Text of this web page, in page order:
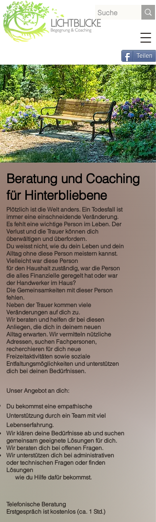
Teilen
Beratung und Coaching
für Hinterbliebene
Plötzlich ist die Welt anders. Ein Todesfall ist
immer eine einschneidende Veränderung.
Es fehlt eine wichtige Person im Leben. Der
Verlust und die Trauer können dich
überwältigen und überfordern.
Du weisst nicht, wie du dein Leben und dein
Alltag ohne diese Person meistern kannst.
Vielleicht war diese Person
für den Haushalt zuständig, war die Person
die alles Finanzielle geregelt hat oder war
der Handwerker im Haus?
Die Gemeinsamkeiten mit dieser Person
fehlen.
Neben der Trauer kommen viele
Veränderungen auf dich zu.
Wir beraten und helfen dir bei diesen
Anliegen, die dich in deinem neuen
Alltag erwarten. Wir vermitteln nützliche
Adressen, suchen Fachpersonen,
recherchieren für dich neue
Freizeitaktivitäten sowie soziale
Entfaltungsmöglichkeiten und unterstützen
dich bei deinen Bedürfnissen.
Unser Angebot an dich:
Du bekommst eine empathische
Unterstützung durch ein Team mit viel
Lebenserfahrung.
Wir klären deine Bedürfnisse ab und suchen
gemeinsam geeignete Lösungen für dich.
Wir beraten dich bei offenen Fragen.
Wir unterstützen dich bei administrativen
oder technischen Fragen oder finden
Lösungen
wie du Hilfe dafür bekommst.
Telefonische Beratung
Erstgespräch ist kostenlos (ca. 1 Std.)